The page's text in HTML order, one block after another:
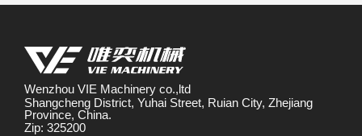
Wenzhou VIE Machinery co.,ltd
Shangcheng District, Yuhai Street, Ruian City, Zhejiang
Province, China.
Zip: 325200